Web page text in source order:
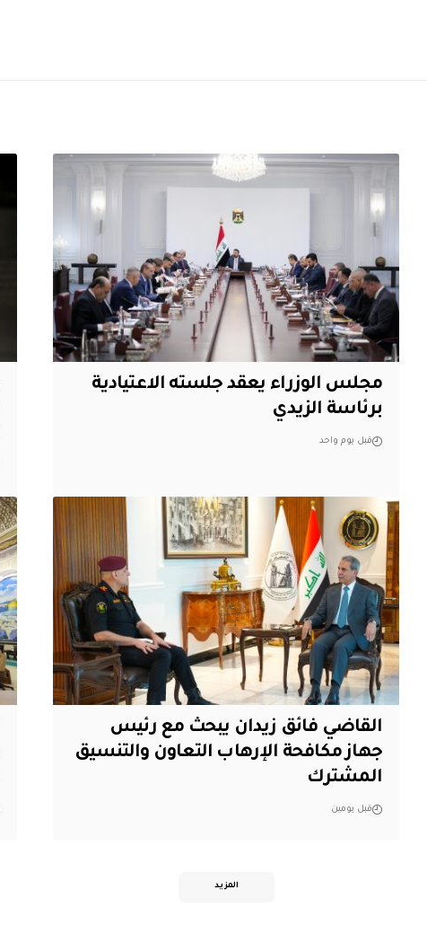
مجلس الوزراء يعقد جلسته الاعتيادية
برئاسة الزيدي
قبل يوم واحد
القاضي فائق زيدان يبحث مع رئيس
جهاز مكافحة الإرهاب التعاون والتنسيق
المشترك
قبل يومين
المزيد